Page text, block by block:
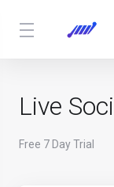
Live
Free 7 Day Trial